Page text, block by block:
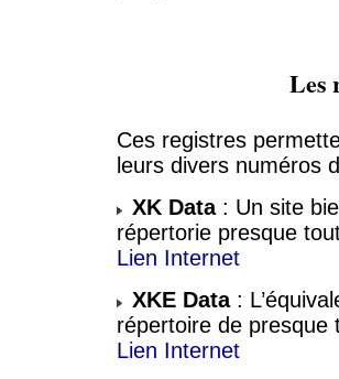
Les
Ces registres
leurs divers numéros
XK Data: Un site
répertorie presque
Lien Internet
XKE Data:
répertoire de presque
Lien Internet